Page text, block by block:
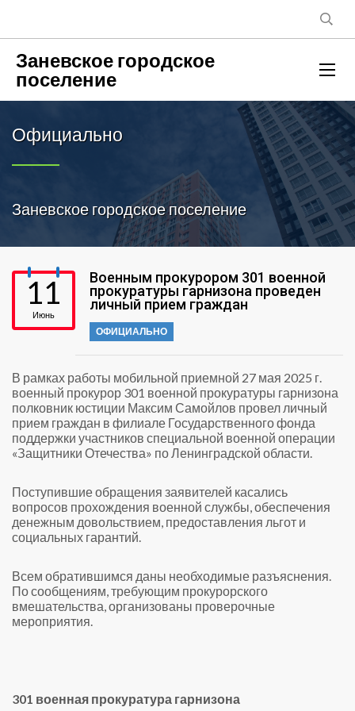
Заневское городское
поселение
Официально
Заневское городское поселение
11
Июнь
Военным прокурором 301 военной
прокуратуры гарнизона проведен
личный прием граждан
ОФИЦИАЛЬНО
В рамках работы мобильной приемной 27 мая 2025 г.
военный прокурор 301 военной прокуратуры гарнизона
полковник юстиции Максим Самойлов провел личный
прием граждан в филиале Государственного фонда
поддержки участников специальной военной операции
«Защитники Отечества» по Ленинградской области.
Поступившие обращения заявителей касались
вопросов прохождения военной службы, обеспечения
денежным довольствием, предоставления льгот и
социальных гарантий.
Всем обратившимся даны необходимые разъяснения.
По сообщениям, требующим прокурорского
вмешательства, организованы проверочные
мероприятия.
301 военная прокуратура гарнизона